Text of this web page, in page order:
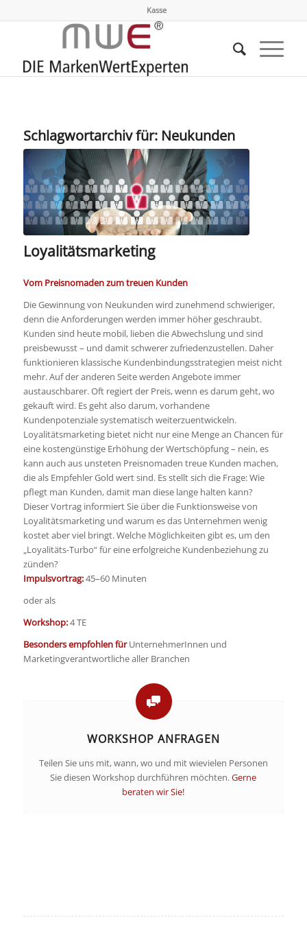
Kasse
Schlagwortarchiv für: Neukunden
Loyalitätsmarketing
Vom Preisnomaden zum treuen Kunden
Die Gewinnung von Neukunden wird zunehmend schwieriger,
denn die Anforderungen werden immer höher geschraubt.
Kunden sind heute mobil, lieben die Abwechslung und sind
preisbewusst – und damit schwerer zufriedenzustellen. Daher
funktionieren klassische Kundenbindungsstrategien meist nicht
mehr. Auf der anderen Seite werden Angebote immer
austauschbarer. Oft regiert der Preis, wenn es darum geht, wo
gekauft wird. Es geht also darum, vorhandene
Kundenpotenziale systematisch weiterzuentwickeln.
Loyalitätsmarketing bietet nicht nur eine Menge an Chancen für
eine kostengünstige Erhöhung der Wertschöpfung – nein, es
kann auch aus unsteten Preisnomaden treue Kunden machen,
die als Empfehler Gold wert sind. Es stellt sich die Frage: Wie
pflegt man Kunden, damit man diese lange halten kann?
Dieser Vortrag informiert Sie über die Funktionsweise von
Loyalitätsmarketing und warum es das Unternehmen wenig
kostet aber viel bringt. Welche Möglichkeiten gibt es, um den
„Loyalitäts-Turbo“ für eine erfolgreiche Kundenbeziehung zu
zünden?
Impulsvortrag:45–60 Minuten
oder als
Workshop:4 TE
Besonders empfohlen fürUnternehmerInnen und
Marketingverantwortliche aller Branchen
WORKSHOP ANFRAGEN
Teilen Sie uns mit, wann, wo und mit wievielen Personen
Sie diesen Workshop durchführen möchten.Gerne
beraten wir Sie!